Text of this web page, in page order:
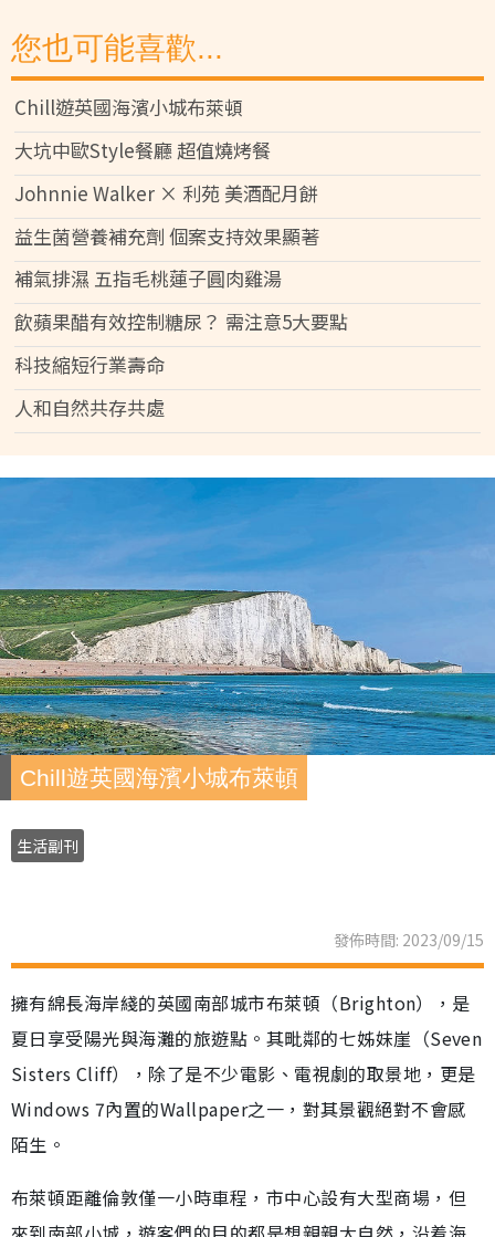
您也可能喜歡...
Chill遊英國海濱小城布萊頓
大坑中歐Style餐廳 超值燒烤餐
Johnnie Walker × 利苑 美酒配月餅
益生菌營養補充劑 個案支持效果顯著
補氣排濕 五指毛桃蓮子圓肉雞湯
飲蘋果醋有效控制糖尿？ 需注意5大要點
科技縮短行業壽命
人和自然共存共處
Chill遊英國海濱小城布萊頓
生活副刊
發佈時間: 2023/09/15
擁有綿長海岸綫的英國南部城市布萊頓（Brighton），是
夏日享受陽光與海灘的旅遊點。其毗鄰的七姊妹崖（Seven
Sisters Cliff），除了是不少電影、電視劇的取景地，更是
Windows 7內置的Wallpaper之一，對其景觀絕對不會感
陌生。
布萊頓距離倫敦僅一小時車程，市中心設有大型商場，但